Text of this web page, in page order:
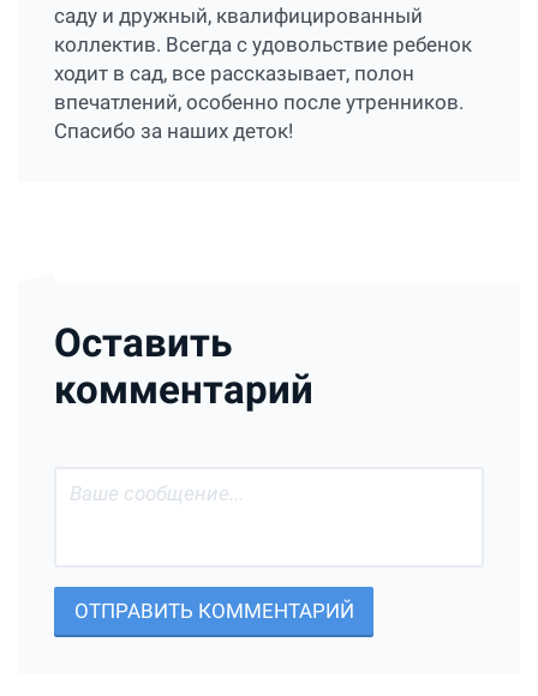
саду и дружный, квалифицированный
коллектив. Всегда с удовольствие ребенок
ходит в сад, все рассказывает, полон
впечатлений, особенно после утренников.
Спасибо за наших деток!
Оставить
комментарий
ОТПРАВИТЬ КОММЕНТАРИЙ